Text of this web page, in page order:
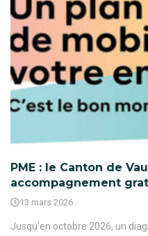
PME : le Canton de
accompagnement
13 mars 2026
Jusqu’en octobre 2026, un